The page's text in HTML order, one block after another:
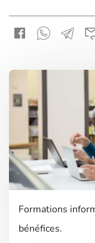
Formations
bénéfices.